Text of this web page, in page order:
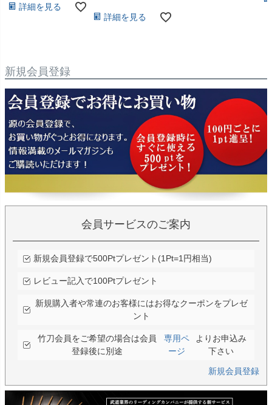
詳細を見る
詳細を見る
新規会員登録
会員サービスのご案内
新規会員登録で500Ptプレゼント(1Pt=1円相当)
レビュー記入で100Ptプレゼント
新規購入者や常連のお客様にはお得なクーポンをプレゼ
ント
竹刀会員をご希望の場合は会員
登録後に別途
専用ペ
ージ
よりお申込み
下さい
新規会員登録